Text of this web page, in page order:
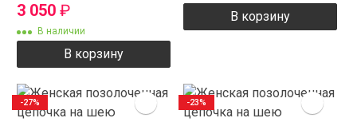
3 050 ₽
В наличии
В корзину
В корзину
-27% -23%